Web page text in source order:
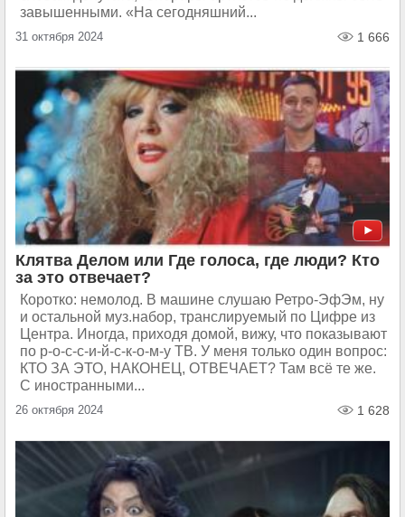
завышенными. «На сегодняшний...
31 октября 2024 1 666
Клятва Делом или Где голоса, где люди? Кто
за это отвечает?
Коротко: немолод. В машине слушаю Ретро-ЭфЭм, ну
и остальной муз.набор, транслируемый по Цифре из
Центра. Иногда, приходя домой, вижу, что показывают
по р-о-с-с-и-й-с-к-о-м-у ТВ. У меня только один вопрос:
КТО ЗА ЭТО, НАКОНЕЦ, ОТВЕЧАЕТ? Там всё те же.
С иностранными...
26 октября 2024 1 628